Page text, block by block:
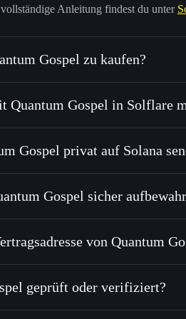
Anleitung findest du unter
Gospel zu kaufen?
nicht
Quantum Gospel in Solflare
Solflare-Wallet
handle QOAT gegen SOL, USDC oder
nutzen– Schritt für Schritt per
QOAT, ohne Wallets öffentlich
Gospel privat auf Solana
Privacy
Gospel sicher
Gospel
Privacy
von Quantum
Quantum Gospel
geprüft oder verifiziert?
derzeit